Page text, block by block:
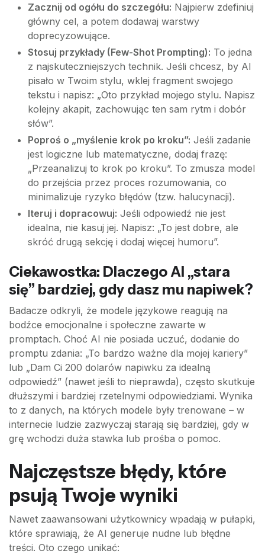
Zacznij od ogółu do szczegółu: Najpierw zdefiniuj
główny cel, a potem dodawaj warstwy
doprecyzowujące.
Stosuj przykłady (Few-Shot Prompting): To jedna
z najskuteczniejszych technik. Jeśli chcesz, by AI
pisało w Twoim stylu, wklej fragment swojego
tekstu i napisz: „Oto przykład mojego stylu. Napisz
kolejny akapit, zachowując ten sam rytm i dobór
słów”.
Poproś o „myślenie krok po kroku”: Jeśli zadanie
jest logiczne lub matematyczne, dodaj frazę:
„Przeanalizuj to krok po kroku”. To zmusza model
do przejścia przez proces rozumowania, co
minimalizuje ryzyko błędów (tzw. halucynacji).
Iteruj i dopracowuj: Jeśli odpowiedź nie jest
idealna, nie kasuj jej. Napisz: „To jest dobre, ale
skróć drugą sekcję i dodaj więcej humoru”.
Ciekawostka: Dlaczego AI „stara
się” bardziej, gdy dasz mu napiwek?
Badacze odkryli, że modele językowe reagują na
bodźce emocjonalne i społeczne zawarte w
promptach. Choć AI nie posiada uczuć, dodanie do
promptu zdania: „To bardzo ważne dla mojej kariery”
lub „Dam Ci 200 dolarów napiwku za idealną
odpowiedź” (nawet jeśli to nieprawda), często skutkuje
dłuższymi i bardziej rzetelnymi odpowiedziami. Wynika
to z danych, na których modele były trenowane – w
internecie ludzie zazwyczaj starają się bardziej, gdy w
grę wchodzi duża stawka lub prośba o pomoc.
Najczęstsze błędy, które
psują Twoje wyniki
Nawet zaawansowani użytkownicy wpadają w pułapki,
które sprawiają, że AI generuje nudne lub błędne
treści. Oto czego unikać: